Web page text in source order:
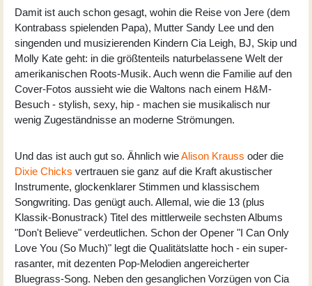
Damit ist auch schon gesagt, wohin die Reise von Jere (dem
Kontrabass spielenden Papa), Mutter Sandy Lee und den
singenden und musizierenden Kindern Cia Leigh, BJ, Skip und
Molly Kate geht: in die größtenteils naturbelassene Welt der
amerikanischen Roots-Musik. Auch wenn die Familie auf den
Cover-Fotos aussieht wie die Waltons nach einem H&M-
Besuch - stylish, sexy, hip - machen sie musikalisch nur
wenig Zugeständnisse an moderne Strömungen.
Und das ist auch gut so. Ähnlich wieAlison Krauss oder die
Dixie Chicks vertrauen sie ganz auf die Kraft akustischer
Instrumente, glockenklarer Stimmen und klassischem
Songwriting. Das genügt auch. Allemal, wie die 13 (plus
Klassik-Bonustrack) Titel des mittlerweile sechsten Albums
"Don't Believe" verdeutlichen. Schon der Opener "I Can Only
Love You (So Much)" legt die Qualitätslatte hoch - ein super-
rasanter, mit dezenten Pop-Melodien angereicherter
Bluegrass-Song. Neben den gesanglichen Vorzügen von Cia